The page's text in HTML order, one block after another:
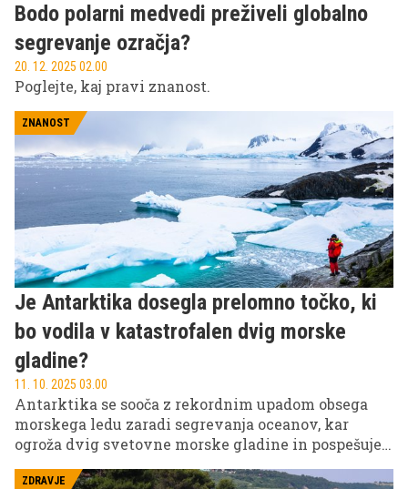
Bodo polarni medvedi preživeli globalno
segrevanje ozračja?
20. 12. 2025 02.00
Poglejte, kaj pravi znanost.
ZNANOST
Je Antarktika dosegla prelomno točko, ki
bo vodila v katastrofalen dvig morske
gladine?
11. 10. 2025 03.00
Antarktika se sooča z rekordnim upadom obsega
morskega ledu zaradi segrevanja oceanov, kar
ogroža dvig svetovne morske gladine in pospešuje
podnebni kaos.
ZDRAVJE